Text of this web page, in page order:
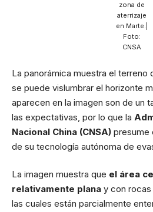
zona de
aterrizaje
en Marte.|
Foto:
CNSA
La panorámica muestra el terreno
se puede vislumbrar el horizonte
aparecen en la imagen son de un
las expectativas, por lo que la
Nacional China (CNSA) presume
de su tecnología autónoma de
La imagen muestra que el área
relativamente plana y con rocas
las cuales están parcialmente